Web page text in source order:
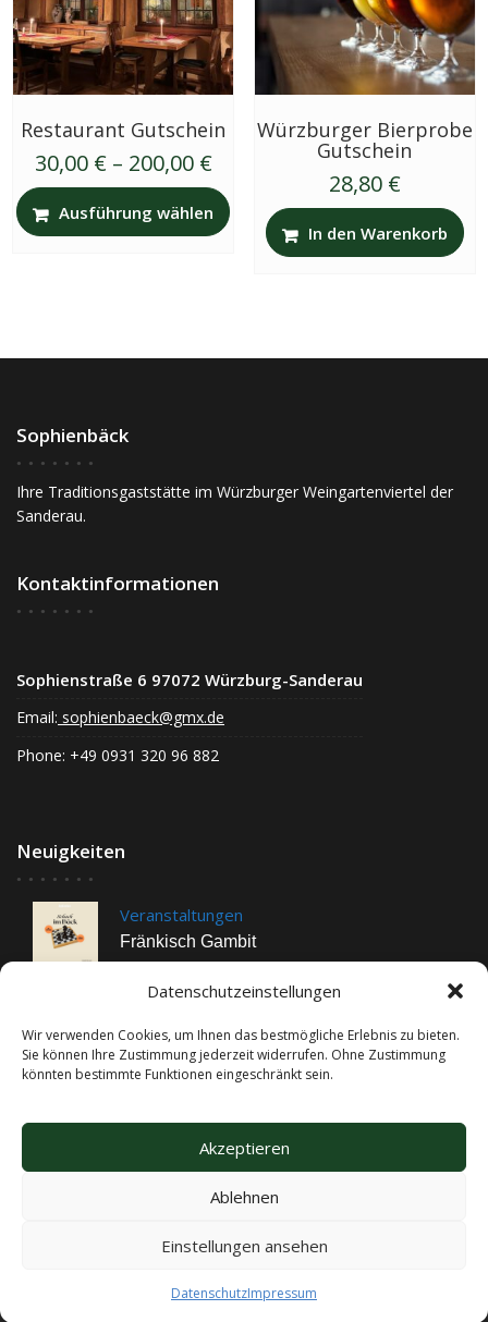
Datenschutzeinstellungen
Wir verwenden Cookies, um Ihnen das bestmögliche Erlebnis zu bieten.
Sie können Ihre Zustimmung jederzeit widerrufen. Ohne Zustimmung
könnten bestimmte Funktionen eingeschränkt sein.
Akzeptieren
Ablehnen
Einstellungen ansehen
DatenschutzImpressum
Restaurant Gutschein
30,00 € – 200,00 €
Ausführung wählen
Würzburger Bierprobe
Gutschein
28,80 €
In den Warenkorb
Sophienbäck
Ihre Traditionsgaststätte im Würzburger Weingartenviertel der
Sanderau.
Kontaktinformationen
Sophienstraße 6 97072 Würzburg-Sanderau
Email: sophienbaeck@gmx.de
Phone: +49 0931 320 96 882
Neuigkeiten
Veranstaltungen
Fränkisch Gambit
Veranstaltungen
Montags-Karaoke
© Alle Rechte Vorbehalten
Impressum Datenschutz